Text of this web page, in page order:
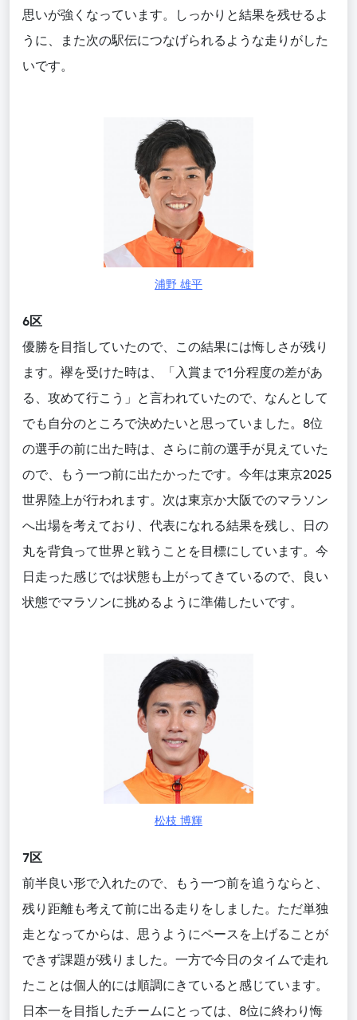
思いが強くなっています。しっかりと結果を残せるよ
うに、
また次の駅伝につなげられるような走りがした
いです。
浦野 雄平
6区
優勝を目指していたので、この結果には悔しさが残り
ます。襷を受けた時は、「入賞まで1分程度の差があ
る、攻めて行こう」と言われていたので、なんとして
でも自分のところで決めたいと思っていました。8位
の選手の前に出た時は、さらに前の選手が見えていた
ので、もう一つ前に出たかったです。今年は東京2025
世界陸上が行われます。次は東京か大阪でのマラソン
へ出場を考えており、 代表になれる結果を残し、日の
丸を背負って世界と戦うことを目標にしています。今
日走った感じでは状態も上がってきているので、良い
状態でマラソンに挑めるように準備したいです。
松枝 博輝
7区
前半良い形で入れたので、もう一つ前を追うならと、
残り距離も考えて前に出 る走りを し ました。ただ単独
走となってからは、思うようにペースを上げることが
できず課題が残りました。 一方で今日のタイムで走れ
たことは個人的には順調にきていると感じています。
日本一を目指したチームにとっては、8位に終わり悔